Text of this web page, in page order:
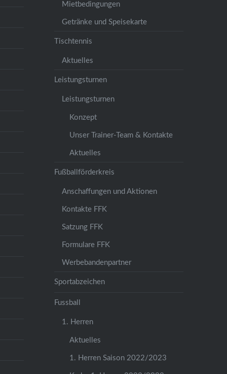
Mietbedingungen
Getränke und Speisekarte
Tischtennis
Aktuelles
Leistungsturnen
Leistungsturnen
Konzept
Unser Trainer-Team & Kontakte
Aktuelles
Fußballförderkreis
Anschaffungen und Aktionen
Kontakte FFK
Satzung FFK
Formulare FFK
Werbebandenpartner
Sportabzeichen
Fussball
1. Herren
Aktuelles
1. Herren Saison 2022/2023